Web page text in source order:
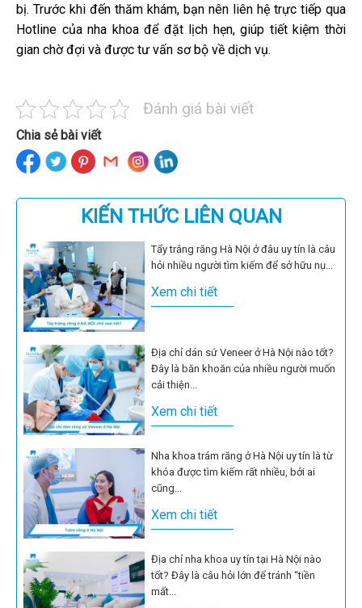
bị. Trước khi đến thăm khám, bạn nên liên hệ trực tiếp qua
Hotline của nha khoa để đặt lịch hẹn, giúp tiết kiệm thời
gian chờ đợi và được tư vấn sơ bộ về dịch vụ.
Đánh giá bài viết
Chia sẻ bài viết
KIẾN THỨC LIÊN QUAN
Tẩy trắng răng Hà Nội ở đâu uy tín là câu
hỏi nhiều người tìm kiếm để sở hữu nụ...
Xem chi tiết
Địa chỉ dán sứ Veneer ở Hà Nội nào tốt?
Đây là băn khoăn của nhiều người muốn
cải thiện...
Xem chi tiết
Nha khoa trám răng ở Hà Nội uy tín là từ
khóa được tìm kiếm rất nhiều, bởi ai
cũng...
Xem chi tiết
Địa chỉ nha khoa uy tín tại Hà Nội nào
tốt? Đây là câu hỏi lớn để tránh “tiền
mất...